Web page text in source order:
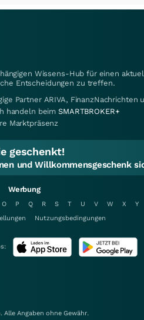
Wissens-Hub für einen
Entscheidungen zu treffen.
Partner ARIVA, FinanzNachrichten
handeln beimSMARTBROKER+
Marktpräsenz
geschenkt!
und Willkommensgeschenk
Werbung
O P Q R S T U V W X Y
Nutzungsbedingungen
Alle Angaben ohne Gewähr.